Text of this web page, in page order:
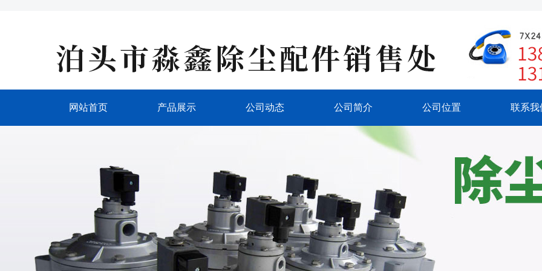
网站首页 产品展示 公司动态 公司简介 公司位置 联系我